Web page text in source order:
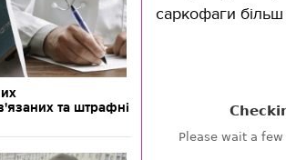
та штрафні
саркофаги більш